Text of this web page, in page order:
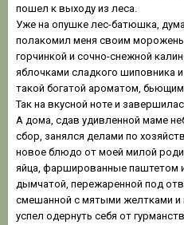
пошел к выходу из леса.
Уже на опушке лес-батюшка,
полакомил меня своим
горчинкой и сочно-снежной
яблочками сладкого шиповника
такой богатой ароматом,
Так на вкусной ноте и
А дома, сдав удивленной маме
сбор, занялся делами по
новое блюдо от моей милой
яйца, фаршированные паштетом
дымчатой, пережаренной под
смешанной с мятыми желтками и
успел одернуть себя от